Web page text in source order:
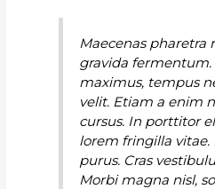
Maecenas pharetra
gravida
maximus, tempus
velit. Etiam a enim
cursus. In porttitor
lorem fringilla vitae.
purus. Cras
Morbi magna nisl,